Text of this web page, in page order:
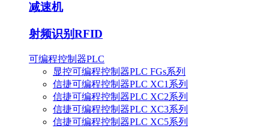
减速机
射频识别RFID
可编程控制器PLC
显控可编程控制器PLC FGs系列
信捷可编程控制器PLC XC1系列
信捷可编程控制器PLC XC2系列
信捷可编程控制器PLC XC3系列
信捷可编程控制器PLC XC5系列